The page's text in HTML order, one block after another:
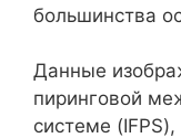
большинства
Данные
пиринговой
системе